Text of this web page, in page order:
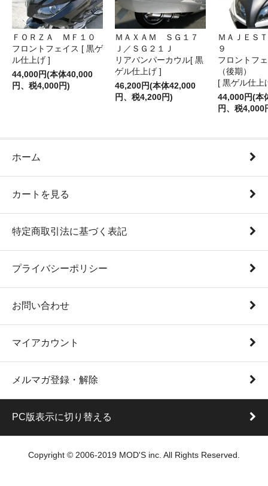
ＦＯＲＺＡ ＭＦ１０
フロントフェイス [ 黒ゲ
ル仕上げ ]
44,000円(本体40,000
円、税4,000円)
ＭＡＸＡＭ ＳＧ１７
Ｊ／ＳＧ２１Ｊ
リアバンパーカウル[ 黒
ゲル仕上げ ]
46,200円(本体42,000
円、税4,200円)
ＭＡＪＥＳ
９
フロントフ
（後期）
[ 黒ゲル仕上
44,000円(本
円、税4,000
ホーム
カートを見る
特定商取引法に基づく表記
プライバシーポリシー
お問い合わせ
マイアカウント
メルマガ登録・解除
PC版表示に切り替える
Copyright © 2006-2019 MOD'S inc. All Rights Reserved.